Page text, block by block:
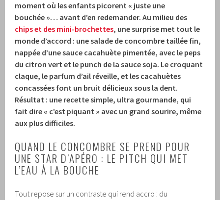
moment où les enfants picorent « juste une
bouchée »… avant d’en redemander. Au milieu des
chips et des mini-brochettes, une surprise met tout le
monde d’accord : une salade de concombre taillée fin,
nappée d’une sauce cacahuète pimentée, avec le peps
du citron vert et le punch de la sauce soja. Le croquant
claque, le parfum d’ail réveille, et les cacahuètes
concassées font un bruit délicieux sous la dent.
Résultat : une recette simple, ultra gourmande, qui
fait dire « c’est piquant » avec un grand sourire, même
aux plus difficiles.
QUAND LE CONCOMBRE SE PREND POUR
UNE STAR D’APÉRO : LE PITCH QUI MET
L’EAU À LA BOUCHE
Tout repose sur un contraste qui rend accro : du